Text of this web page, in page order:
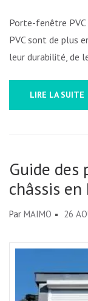
Porte-fenêtre PVC
PVC sont de plus
leur durabilité, de
LIRE LA SUITE
Guide des
châssis en
Par MAIMO 26